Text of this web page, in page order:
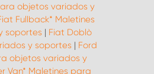
objetos variados y
Fullback* Maletines
soportes | Fiat Doblò
y soportes | Ford
objetos variados y
Van* Maletines para